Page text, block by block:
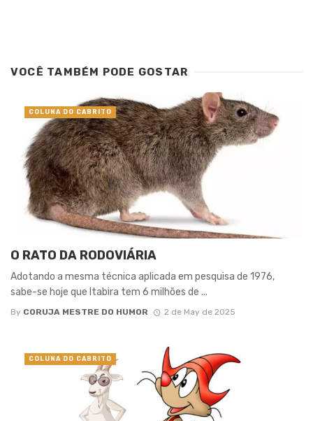
VOCÊ TAMBÉM PODE GOSTAR
O RATO DA RODOVIÁRIA
Adotando a mesma técnica aplicada em pesquisa de 1976,
sabe-se hoje que Itabira tem 6 milhões de ...
By CORUJA MESTRE DO HUMOR 2 de May de 2025
COLUNA DO CABRITO
COLUNA DO CABRITO